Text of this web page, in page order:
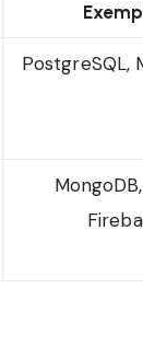
PostgreSQL,